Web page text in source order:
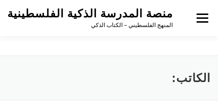
منصة المدرسة الذكية الفلسطينية
المنهج الفلسطيني – الكتاب الذكي
القائمة
الكاتب: